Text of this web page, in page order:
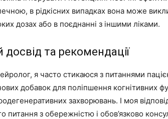
в рідкісних випадках вона може
дозах або в поєднанні з іншими ліками.
досвід та рекомендації
я часто стикаюся з питаннями
добавок для поліпшення когнітивних
захворювань. І моя
питання з обережністю і обов’язково